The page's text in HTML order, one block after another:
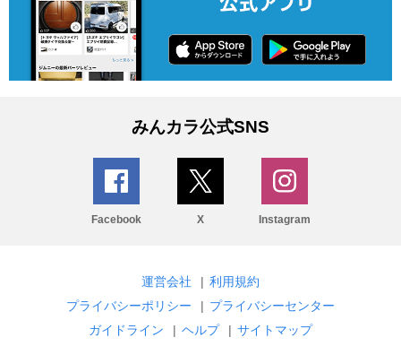
みんカラ公式SNS
Facebook X Instagram
運営会社 | 利用規約
プライバシーポリシー
| プライバシーセンター
ガイドライン
| ヘルプ | サイトマップ